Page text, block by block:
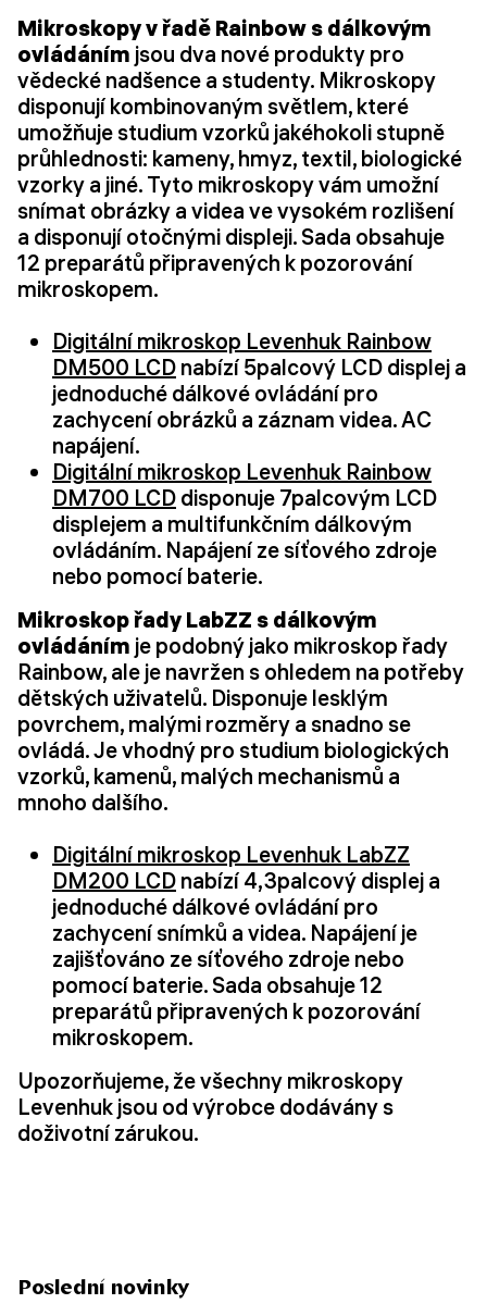
Mikroskopy v řadě Rainbow s dálkovým
ovládáním jsou dva nové produkty pro
vědecké nadšence a studenty. Mikroskopy
disponují kombinovaným světlem, které
umožňuje studium vzorků jakéhokoli stupně
průhlednosti: kameny, hmyz, textil, biologické
vzorky a jiné. Tyto mikroskopy vám umožní
snímat obrázky a videa ve vysokém rozlišení
a disponují otočnými displeji. Sada obsahuje
12 preparátů připravených k pozorování
mikroskopem.
Digitální mikroskop Levenhuk Rainbow
DM500 LCD nabízí 5palcový LCD displej a
jednoduché dálkové ovládání pro
zachycení obrázků a záznam videa. AC
napájení.
Digitální mikroskop Levenhuk Rainbow
DM700 LCD disponuje 7palcovým LCD
displejem a multifunkčním dálkovým
ovládáním. Napájení ze síťového zdroje
nebo pomocí baterie.
Mikroskop řady LabZZ s dálkovým
ovládáním je podobný jako mikroskop řady
Rainbow, ale je navržen s ohledem na potřeby
dětských uživatelů. Disponuje lesklým
povrchem, malými rozměry a snadno se
ovládá. Je vhodný pro studium biologických
vzorků, kamenů, malých mechanismů a
mnoho dalšího.
Digitální mikroskop Levenhuk LabZZ
DM200 LCD nabízí 4,3palcový displej a
jednoduché dálkové ovládání pro
zachycení snímků a videa. Napájení je
zajišťováno ze síťového zdroje nebo
pomocí baterie. Sada obsahuje 12
preparátů připravených k pozorování
mikroskopem.
Upozorňujeme, že všechny mikroskopy
Levenhuk jsou od výrobce dodávány s
doživotní zárukou.
Poslední novinky